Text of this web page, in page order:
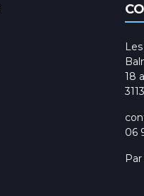
18
06